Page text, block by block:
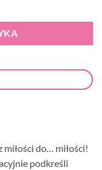
do… miłości!
podkreśli